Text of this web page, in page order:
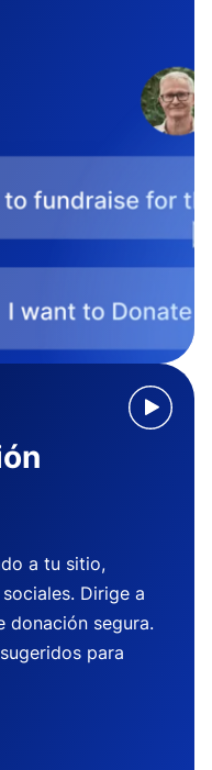
a tu sitio,
Dirige a
donación segura.
para